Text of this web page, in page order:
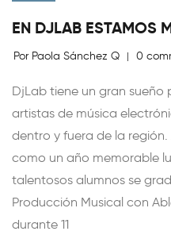
EN DJLAB ESTAMOS
Por Paola Sánchez Q | 0
DjLab tiene un gran
artistas de música
dentro y fuera de la región.
como un año memorable
talentosos alumnos se
Producción Musical con
durante 11